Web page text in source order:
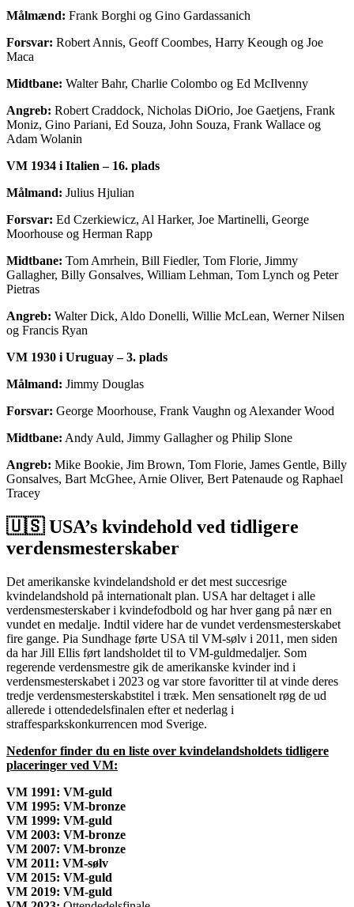
Målmænd: Frank Borghi og Gino Gardassanich
Forsvar: Robert Annis, Geoff Coombes, Harry Keough og Joe
Maca
Midtbane: Walter Bahr, Charlie Colombo og Ed McIlvenny
Angreb: Robert Craddock, Nicholas DiOrio, Joe Gaetjens, Frank
Moniz, Gino Pariani, Ed Souza, John Souza, Frank Wallace og
Adam Wolanin
VM 1934 i Italien – 16. plads
Målmand: Julius Hjulian
Forsvar: Ed Czerkiewicz, Al Harker, Joe Martinelli, George
Moorhouse og Herman Rapp
Midtbane: Tom Amrhein, Bill Fiedler, Tom Florie, Jimmy
Gallagher, Billy Gonsalves, William Lehman, Tom Lynch og Peter
Pietras
Angreb: Walter Dick, Aldo Donelli, Willie McLean, Werner Nilsen
og Francis Ryan
VM 1930 i Uruguay – 3. plads
Målmand: Jimmy Douglas
Forsvar: George Moorhouse, Frank Vaughn og Alexander Wood
Midtbane: Andy Auld, Jimmy Gallagher og Philip Slone
Angreb: Mike Bookie, Jim Brown, Tom Florie, James Gentle, Billy
Gonsalves, Bart McGhee, Arnie Oliver, Bert Patenaude og Raphael
Tracey
🇺🇸​​ USA’s kvindehold ved tidligere
verdensmesterskaber
Det amerikanske kvindelandshold er det mest succesrige
kvindelandshold på internationalt plan. USA har deltaget i alle
verdensmesterskaber i kvindefodbold og har hver gang på nær en
vundet en medalje. Indtil videre har de vundet verdensmesterskabet
fire gange. Pia Sundhage førte USA til VM-sølv i 2011, men siden
da har Jill Ellis ført landsholdet til to VM-guldmedaljer. Som
regerende verdensmestre gik de amerikanske kvinder ind i
verdensmesterskabet i 2023 og var store favoritter til at vinde deres
tredje verdensmesterskabstitel i træk. Men sensationelt røg de ud
allerede i ottendedelsfinalen efter et nederlag i
straffesparkskonkurrencen mod Sverige.
Nedenfor finder du en liste over kvindelandsholdets tidligere
placeringer ved VM:
VM 1991: VM-guld
VM 1995: VM-bronze
VM 1999: VM-guld
VM 2003: VM-bronze
VM 2007: VM-bronze
VM 2011: VM-sølv
VM 2015: VM-guld
VM 2019: VM-guld